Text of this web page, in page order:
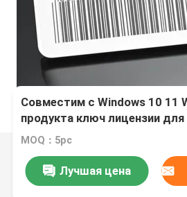
Совместим с Windows 10 11
продукта ключ лицензии для
профессионального
программного обеспечения
безопасности
MOQ：5pc
Лучшая цена